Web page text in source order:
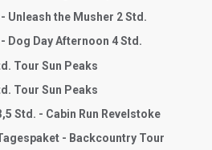
Unleash the Musher 2 Std.
Dog Day Afternoon 4 Std.
Tour Sun Peaks
Tour Sun Peaks
Std. - Cabin Run Revelstoke
- Backcountry Tour